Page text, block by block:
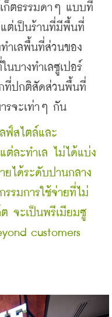
ก็ตธรรมดาๆ แบบที่
ต่เป็นร้านที่มีพื้นที่
ำเลพื้นที่ส่วนของ
บางทำเลซูเปอร์
ที่ปกติสัดส่วนพื้นที่
รจะเท่าๆ กัน
ฟ์สไตล์และ
ละทำเล ไม่ได้แบ่ง
ยได้ระดับปานกลาง
รมการใช้จ่ายที่ไม่
จะเป็นพรีเมียมซู
customers